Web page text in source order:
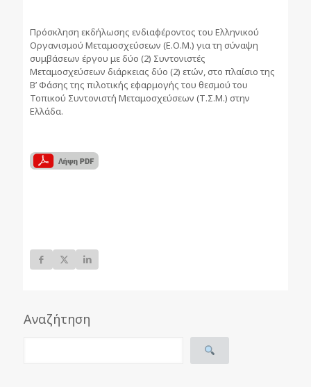
Πρόσκληση εκδήλωσης ενδιαφέροντος του Ελληνικού
Οργανισμού Μεταμοσχεύσεων (Ε.Ο.Μ.) για τη σύναψη
συμβάσεων έργου με δύο (2) Συντονιστές
Μεταμοσχεύσεων διάρκειας δύο (2) ετών, στο πλαίσιο της
Β’ Φάσης της πιλοτικής εφαρμογής του θεσμού του
Τοπικού Συντονιστή Μεταμοσχεύσεων (Τ.Σ.Μ.) στην
Ελλάδα.
Αναζήτηση